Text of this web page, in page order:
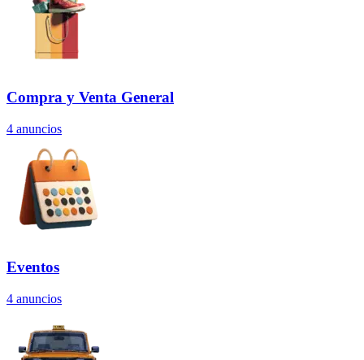
Compra y Venta General
4 anuncios
Eventos
4 anuncios